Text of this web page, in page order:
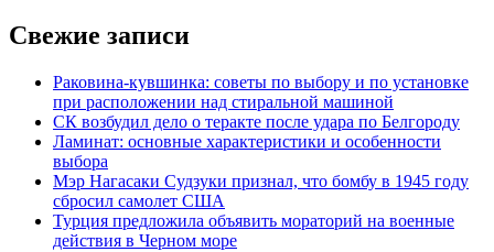
Свежие записи
Раковина-кувшинка: советы по выбору и по установке
при расположении над стиральной машиной
СК возбудил дело о теракте после удара по Белгороду
Ламинат: основные характеристики и особенности
выбора
Мэр Нагасаки Судзуки признал, что бомбу в 1945 году
сбросил самолет США
Турция предложила объявить мораторий на военные
действия в Черном море